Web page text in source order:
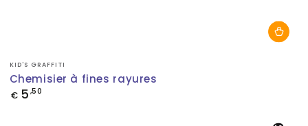
Fournisseur:
KID'S GRAFFITI
Chemisier à fines rayures
Prix
€ 5 ,50